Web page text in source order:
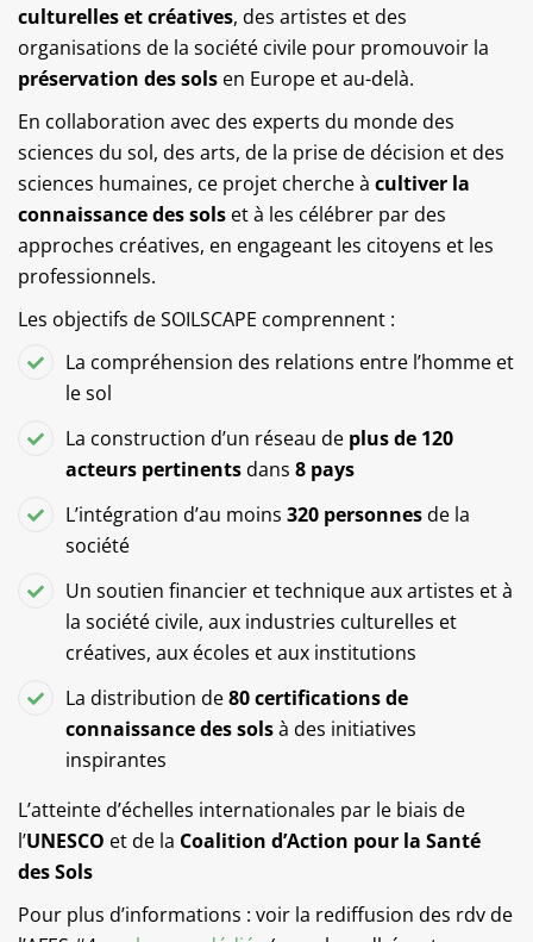
culturelles et créatives, des artistes et des
organisations de la société civile pour promouvoir la
préservation des sols en Europe et au-delà.
En collaboration avec des experts du monde des
sciences du sol, des arts, de la prise de décision et des
sciences humaines, ce projet cherche à cultiver la
connaissance des sols et à les célébrer par des
approches créatives, en engageant les citoyens et les
professionnels.
Les objectifs de SOILSCAPE comprennent :
La compréhension des relations entre l’homme et
le sol
La construction d’un réseau de plus de 120
acteurs pertinentsdans 8 pays
L’intégration d’au moins 320 personnesde la
société
Un soutien financier et technique aux artistes et à
la société civile, aux industries culturelles et
créatives, aux écoles et aux institutions
La distribution de80 certifications de
connaissance des solsà des initiatives
inspirantes
L’atteinte d’échelles internationales par le biais de
l’UNESCO et de la Coalition d’Action pour la Santé
des Sols
Pour plus d’informations : voir la rediffusion des rdv de